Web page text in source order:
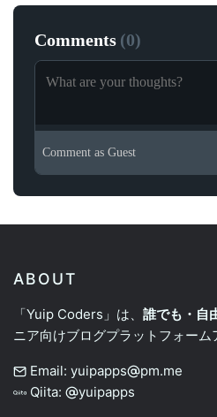
Comments (0)
Comment as Guest
ABOUT
「Yuip Coders」は、誰でも・自
ニア向けブログプラットフォーム
Email: yuipapps
pm.me
Qiita:
yuipapps